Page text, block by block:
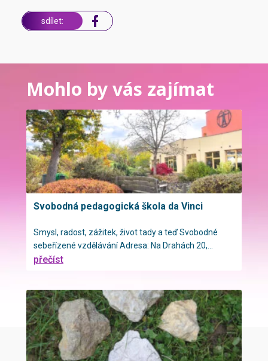
sdílet:
Mohlo by vás zajímat
Svobodná pedagogická škola da Vinci
Smysl, radost, zážitek, život tady a teď Svobodné
sebeřízené vzdělávání Adresa: Na Drahách 20,...
přečíst